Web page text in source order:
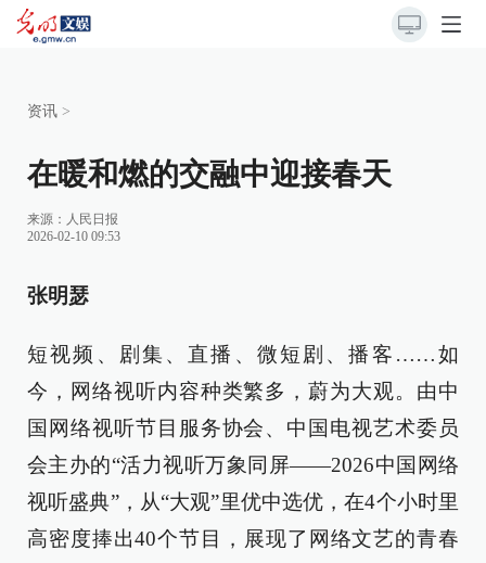
资讯 >
在暖和燃的交融中迎接春天
来源： 人民日报
2026-02-10 09:53
张明瑟
短视频、剧集、直播、微短剧、播客……如
今，网络视听内容种类繁多，蔚为大观。由中
国网络视听节目服务协会、中国电视艺术委员
会主办的“活力视听万象同屏——2026中国网络
视听盛典”，从“大观”里优中选优，在4个小时里
高密度捧出40个节目，展现了网络文艺的青春